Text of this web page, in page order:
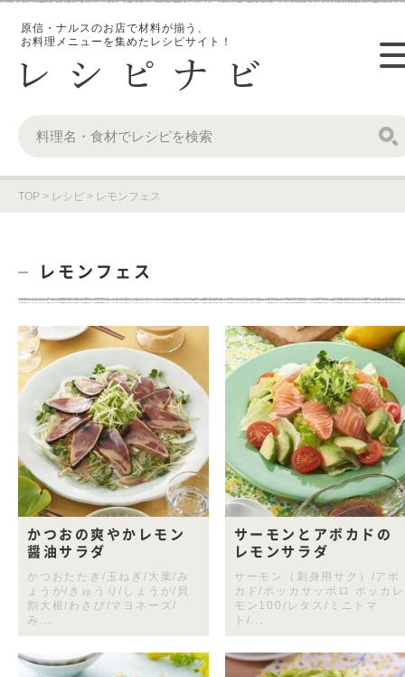
原信・ナルスのお店で材料が揃う、
お料理メニューを集めたレシピサイト！
TOP > レシピ > レモンフェス
レモンフェス
かつおの爽やかレモン
醤油サラダ
かつおたたき/玉ねぎ/大葉/み
ょうが/きゅうり/しょうが/貝
割大根/わさび/マヨネーズ/
み...
サーモンとアボカドの
レモンサラダ
サーモン（刺身用サク）/アボ
カド/ポッカサッポロ ポッカレ
モン100/レタス/ミニトマ
ト/...